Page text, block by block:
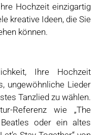
Hochzeit einzigartig
kreative Ideen, die Sie
können.
Ihre Hochzeit
ungewöhnliche Lieder
Tanzlied zu wählen.
Referenz wie „The
oder ein altes